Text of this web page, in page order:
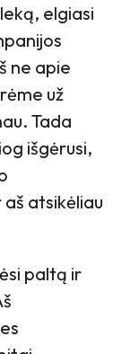
elgiasi
ne apie
už
Tada
išgėrusi,
atsikėliau
paltą ir